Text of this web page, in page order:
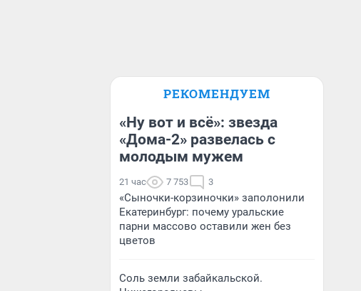
РЕКОМЕНДУЕМ
«Ну вот и всё»: звезда
«Дома-2» развелась с
молодым мужем
21 час 7 753 3
«Сыночки-корзиночки» заполонили
Екатеринбург: почему уральские
парни массово оставили жен без
цветов
Соль земли забайкальской.